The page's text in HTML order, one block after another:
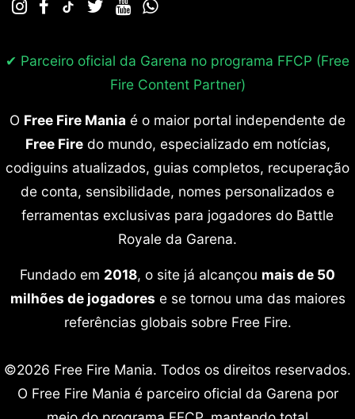
✔ Parceiro oficial da Garena no programa FFCP (Free
Fire Content Partner)
O Free Fire Mania é o maior portal independente de
Free Firedo mundo, especializado em notícias,
codiguins atualizados, guias completos, recuperação
de conta, sensibilidade, nomes personalizados e
ferramentas exclusivas para jogadores do Battle
Royale da Garena.
Fundado em 2018, o site já alcançou mais de 50
milhões de jogadores e se tornou uma das maiores
referências globais sobre Free Fire.
©2026 Free Fire Mania. Todos os direitos reservados.
O Free Fire Mania é parceiro oficial da Garena por